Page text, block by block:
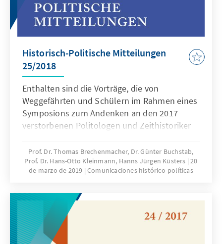
Historisch-Politische Mitteilungen
25/2018
Enthalten sind die Vorträge, die von
Weggefährten und Schülern im Rahmen eines
Symposions zum Andenken an den 2017
verstorbenen Politologen und Zeithistoriker
weiterer Schwerpunkt des Bandes ist der
Einfluss Helmut Kohls auf die Reform der CDU
in den Jahren 1966 bis 1978.
Prof. Dr. Thomas Brechenmacher, Dr. Günter Buchstab,
Prof. Dr. Hans-Otto Kleinmann, Hanns Jürgen Küsters 20
de marzo de 2019 Comunicaciones histórico-políticas